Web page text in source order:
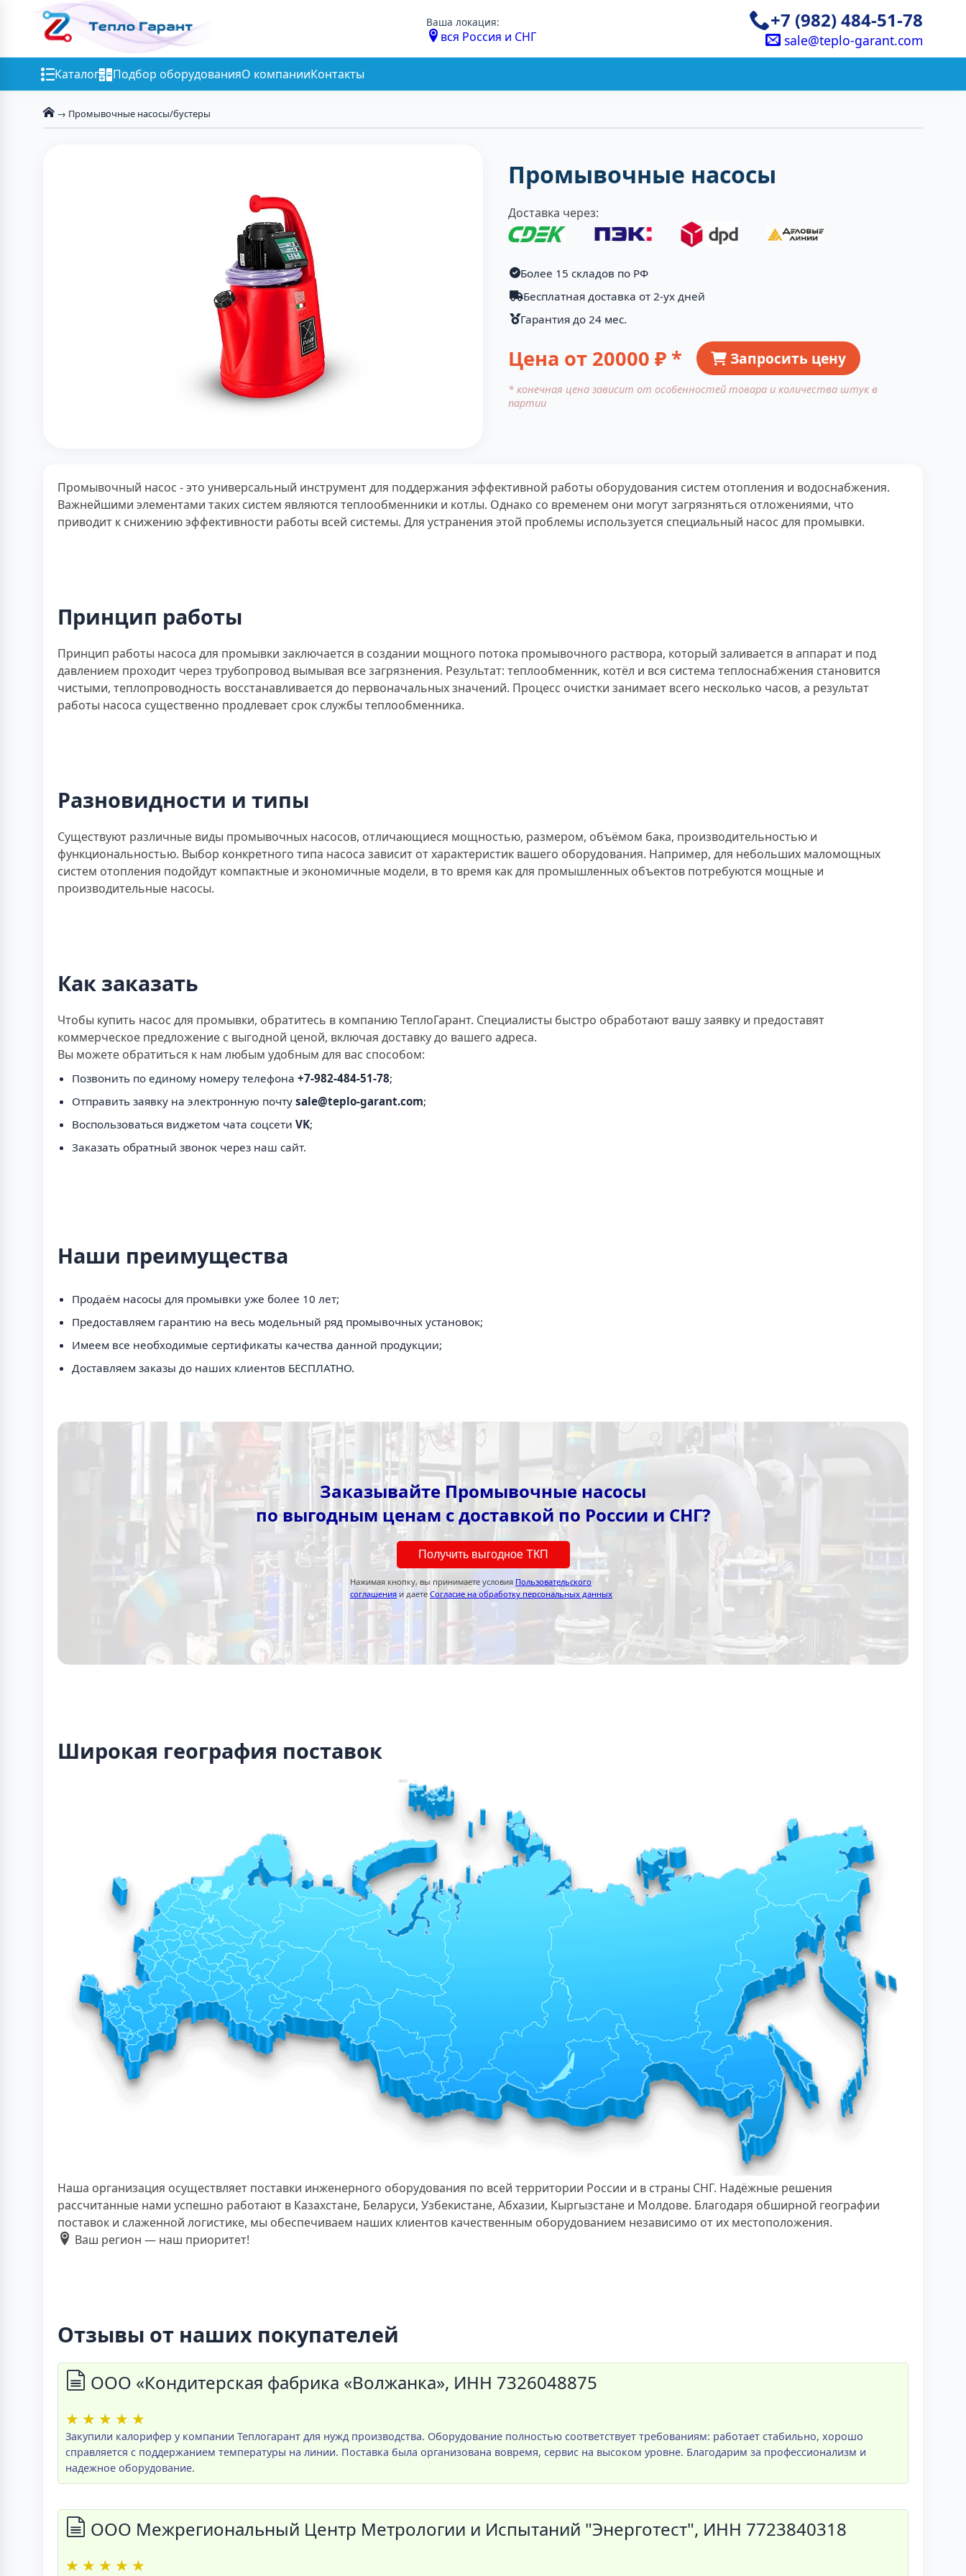
Ваша локация:
вся Россия и СНГ
+7 (982) 484-51-78
sale@teplo-garant.com
Каталог Подбор оборудованияО компанииКонтакты
→ Промывочные насосы/бустеры
Промывочные насосы
Доставка через:
Более 15 складов по РФ
Бесплатная доставка от 2-ух дней
Гарантия до 24 мес.
Цена от 20000 ₽ * Запросить цену
* конечная цена зависит от особенностей товара и количества штук в
партии
Промывочный насос - это универсальный инструмент для поддержания эффективной работы оборудования систем отопления и водоснабжения.
Важнейшими элементами таких систем являются теплообменники и котлы. Однако со временем они могут загрязняться отложениями, что
приводит к снижению эффективности работы всей системы. Для устранения этой проблемы используется специальный насос для промывки.
Принцип работы
Принцип работы насоса для промывки заключается в создании мощного потока промывочного раствора, который заливается в аппарат и под
давлением проходит через трубопровод вымывая все загрязнения. Результат: теплообменник, котёл и вся система теплоснабжения становится
чистыми, теплопроводность восстанавливается до первоначальных значений. Процесс очистки занимает всего несколько часов, а результат
работы насоса существенно продлевает срок службы теплообменника.
Разновидности и типы
Существуют различные виды промывочных насосов, отличающиеся мощностью, размером, объёмом бака, производительностью и
функциональностью. Выбор конкретного типа насоса зависит от характеристик вашего оборудования. Например, для небольших маломощных
систем отопления подойдут компактные и экономичные модели, в то время как для промышленных объектов потребуются мощные и
производительные насосы.
Как заказать
Чтобы купить насос для промывки, обратитесь в компанию ТеплоГарант. Специалисты быстро обработают вашу заявку и предоставят
коммерческое предложение с выгодной ценой, включая доставку до вашего адреса.
Вы можете обратиться к нам любым удобным для вас способом:
Позвонить по единому номеру телефона +7-982-484-51-78;
Отправить заявку на электронную почту sale@teplo-garant.com;
Воспользоваться виджетом чата соцсети VK;
Заказать обратный звонок через наш сайт.
Наши преимущества
Продаём насосы для промывки уже более 10 лет;
Предоставляем гарантию на весь модельный ряд промывочных установок;
Имеем все необходимые сертификаты качества данной продукции;
Доставляем заказы до наших клиентов БЕСПЛАТНО.
Заказывайте Промывочные насосы
по выгодным ценам с доставкой по России и СНГ?
Получить выгодное ТКП
Нажимая кнопку, вы принимаете условия Пользовательского
соглашения и даете Согласие на обработку персональных данных
Широкая география поставок
Наша организация осуществляет поставки инженерного оборудования по всей территории России и в страны СНГ. Надёжные решения
рассчитанные нами успешно работают в Казахстане, Беларуси, Узбекистане, Абхазии, Кыргызстане и Молдове. Благодаря обширной географии
поставок и слаженной логистике, мы обеспечиваем наших клиентов качественным оборудованием независимо от их местоположения.
Ваш регион — наш приоритет!
Отзывы от наших покупателей
ООО «Кондитерская фабрика «Волжанка», ИНН 7326048875
★ ★ ★ ★ ★
Закупили калорифер у компании Теплогарант для нужд производства. Оборудование полностью соответствует требованиям: работает стабильно, хорошо
справляется с поддержанием температуры на линии. Поставка была организована вовремя, сервис на высоком уровне. Благодарим за профессионализм и
надежное оборудование.
ООО Межрегиональный Центр Метрологии и Испытаний "Энерготест", ИНН 7723840318
★ ★ ★ ★ ★